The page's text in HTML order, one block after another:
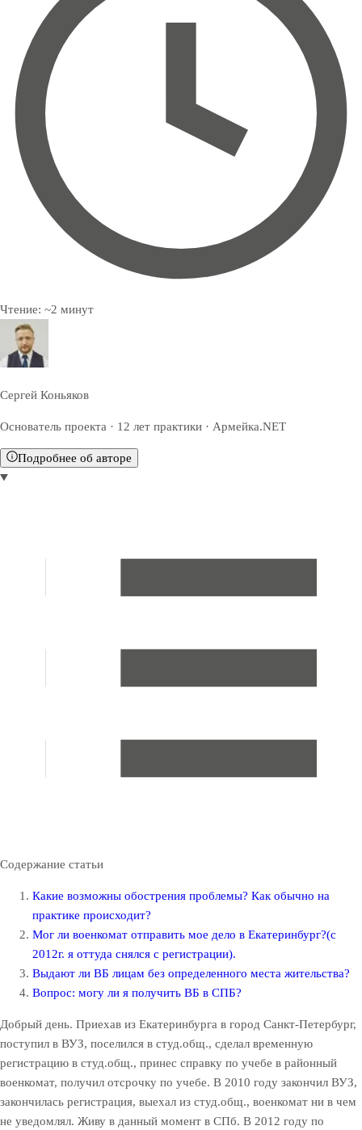
Чтение: ~2 минут
Сергей Коньяков
Основатель проекта · 12 лет практики · Армейка.NET
Подробнее об авторе
Содержание статьи
Какие возможны обострения проблемы? Как обычно на
практике происходит?
Мог ли военкомат отправить мое дело в Екатеринбург?(с
2012г. я оттуда снялся с регистрации).
Выдают ли ВБ лицам без определенного места жительства?
Вопрос: могу ли я получить ВБ в СПБ?
Добрый день. Приехав из Екатеринбурга в город Санкт-Петербург,
поступил в ВУЗ, поселился в студ.общ., сделал временную
регистрацию в студ.общ., принес справку по учебе в районный
военкомат, получил отсрочку по учебе. В 2010 году закончил ВУЗ,
закончилась регистрация, выехал из студ.общ., военкомат ни в чем
не уведомлял. Живу в данный момент в СПб. В 2012 году по